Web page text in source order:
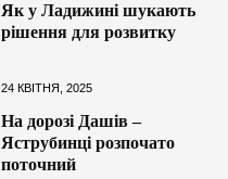
Як у Ладижині шукають
рішення для розвитку
24 КВІТНЯ, 2025
На дорозі Дашів –
Яструбинці розпочато
поточний